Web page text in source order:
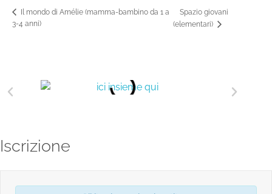
Il mondo di Amélie (mamma-bambino da 1 a
3-4 anni)
Spazio giovani
(elementari)
Iscrizione